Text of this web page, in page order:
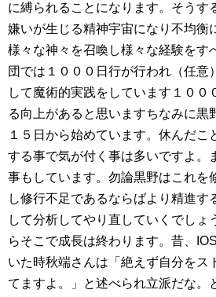
に縛られることになります。そうす
嫌いが生じる精神宇宙になり不均衡
様々な神々を召喚し様々な経験をす
団では１０００日行が行われ（任意
して魔術的実践をしています１００
る向上があると思いますちなみに黒
１５日から始めています。休んだこ
する事で気が付く事は多いですよ。
事もしています。勿論黒野はこれを
し修行不足であるならばより精進す
して分析してやり直していくでしょ
らそこで成長は終わります。昔、
いた時秋端さんは「絶えず自分をス
てますよ。」と述べられ立派だな。